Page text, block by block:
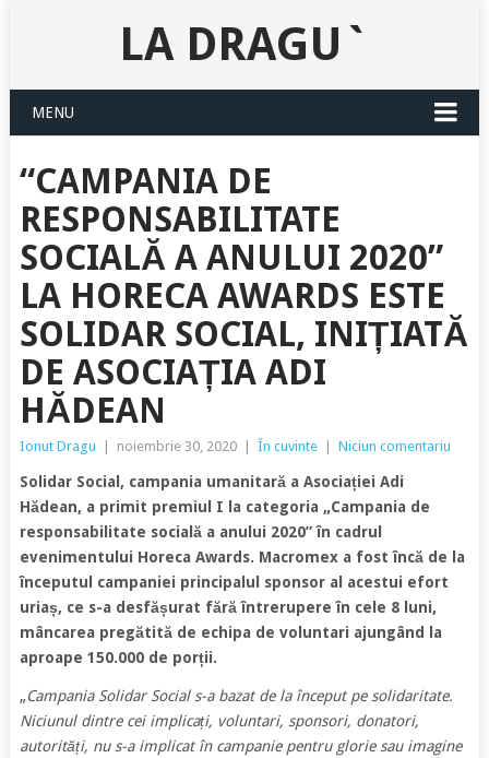
LA DRAGU`
MENU
“CAMPANIA DE
RESPONSABILITATE
SOCIALĂ A ANULUI 2020”
LA HORECA AWARDS ESTE
SOLIDAR SOCIAL, INIȚIATĂ
DE ASOCIAȚIA ADI
HĂDEAN
Ionut Dragu noiembrie 30, 2020 În cuvinte Niciun comentariu
Solidar Social, campania umanitară a Asociației Adi
Hădean, a primit premiul I la categoria „Campania de
responsabilitate socială a anului 2020” în cadrul
evenimentului Horeca Awards. Macromex a fost încă de la
începutul campaniei principalul sponsor al acestui efort
uriaș, ce s-a desfășurat fără întrerupere în cele 8 luni,
mâncarea pregătită de echipa de voluntari ajungând la
aproape 150.000 de porții.
„Campania Solidar Social s-a bazat de la început pe solidaritate.
Niciunul dintre cei implicați, voluntari, sponsori, donatori,
autorități, nu s-a implicat în campanie pentru glorie sau imagine